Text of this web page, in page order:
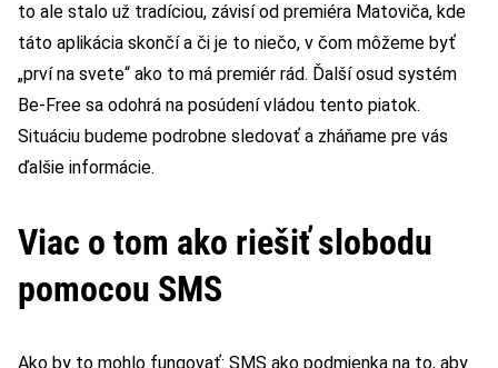
to ale stalo už tradíciou, závisí od premiéra Matoviča, kde
táto aplikácia skončí a či je to niečo, v čom môžeme byť
„prví na svete“ ako to má premiér rád. Ďalší osud systém
Be-Free sa odohrá na posúdení vládou tento piatok.
Situáciu budeme podrobne sledovať a zháňame pre vás
ďalšie informácie.
Viac o tom ako riešiť slobodu
pomocou SMS
Ako by to mohlo fungovať: SMS ako podmienka na to, aby